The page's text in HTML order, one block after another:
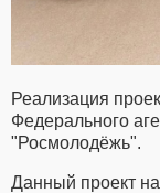
Реализация
Федерального
"Росмолодёжь".
Данный проект